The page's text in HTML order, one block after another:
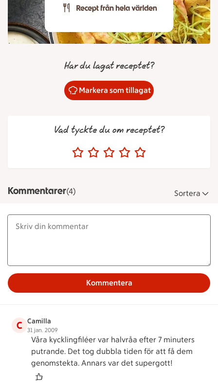
Har du lagat receptet?
Markera som tillagat
Vad tyckte du om receptet?
Kommentarer(4) Sortera
Kommentera
C Camilla
31 jan. 2009
Våra kycklingfiléer var halvråa efter 7 minuters
putrande. Det tog dubbla tiden för att få dem
genomstekta. Annars var det supergott!